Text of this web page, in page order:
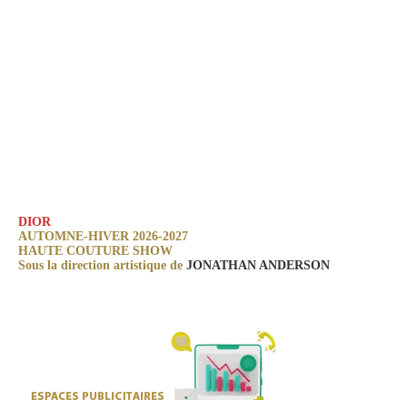
DIOR
AUTOMNE-HIVER 2026-2027
HAUTE COUTURE SHOW
Sous la direction artistique de JONATHAN ANDERSON